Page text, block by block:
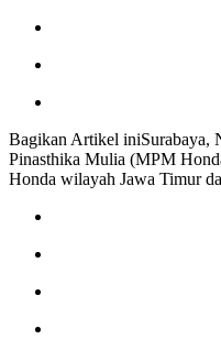
Bagikan Artikel iniSurabaya,
Pinasthika Mulia (MPM
Honda wilayah Jawa Timur